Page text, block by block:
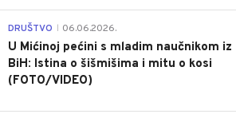
DRUŠTVO 06.06.2026.
U Mićinoj pećini s mladim naučnikom iz
BiH: Istina o šišmišima i mitu o kosi
(FOTO/VIDEO)